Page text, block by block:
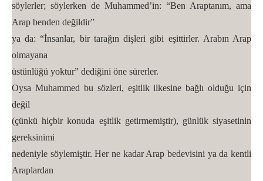
söylerler; söylerken de Muhammed’in: “Ben Araptanım, ama
Arap benden değildir”
ya da: “İnsanlar, bir tarağın dişleri gibi eşittirler. Arabın Arap
olmayana
üstünlüğü yoktur” dediğini öne sürerler.
Oysa Muhammed bu sözleri, eşitlik ilkesine bağlı olduğu için
değil
(çünkü hiçbir konuda eşitlik getirmemiştir), günlük siyasetinin
gereksinimi
nedeniyle söylemiştir. Her ne kadar Arap bedevisini ya da kentli
Araplardan